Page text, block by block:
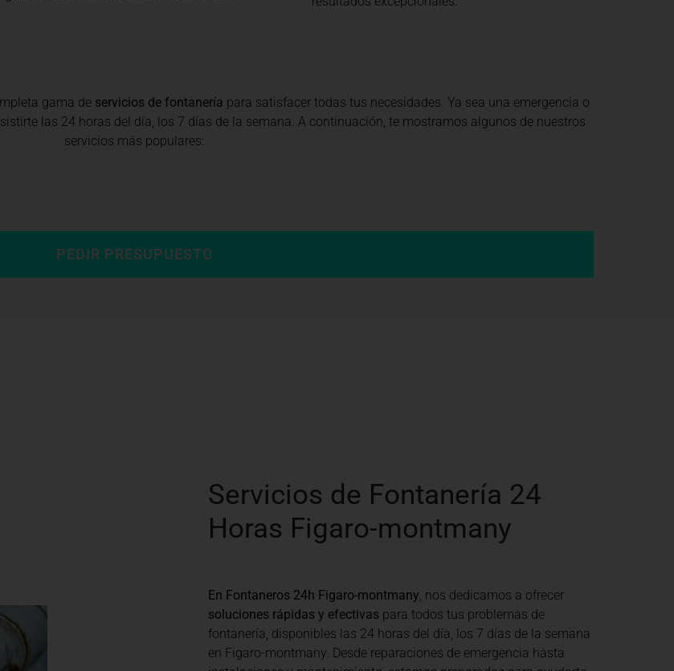
gama de servicios de fontanería para satisfacer todas tus necesidades. Ya sea una emergencia o
las 24 horas del día, los 7 días de la semana. A continuación, te mostramos algunos de nuestros
servicios más populares:
PEDIR PRESUPUESTO
Servicios de Fontanería 24
Horas Figaro-montmany
En Fontaneros 24h Figaro-montmany, nos dedicamos a ofrecer
soluciones rápidas y efectivas para todos tus problemas de
fontanería, disponibles las 24 horas del día, los 7 días de la semana
en Figaro-montmany. Desde reparaciones de emergencia hasta